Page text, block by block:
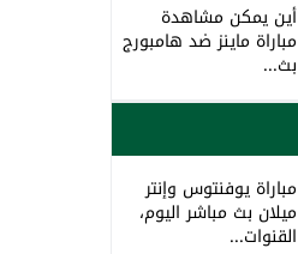
أين يمكن مشاهدة
مباراة ماينز ضد هامبورج
بث...
مباراة يوفنتوس وإنتر
ميلان بث مباشر اليوم،
القنوات...